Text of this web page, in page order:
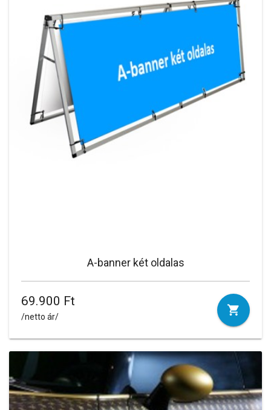
A-banner két oldalas
69.900 Ft
/netto ár/